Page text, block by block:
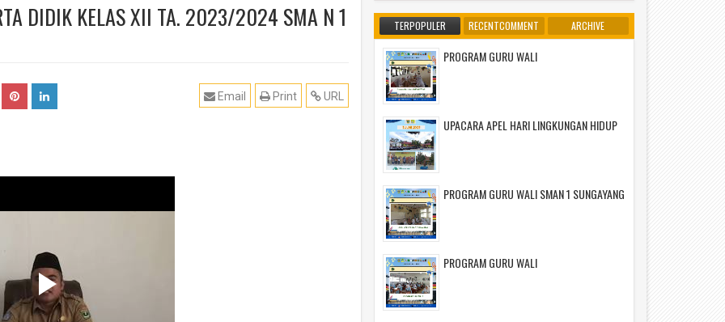
DIDIK KELAS XII TA. 2023/2024 SMA N 1
URL
Print
Email
TERPOPULER RECENTCOMMENT ARCHIVE
PROGRAM GURU WALI
UPACARA APEL HARI LINGKUNGAN HIDUP
PROGRAM GURU WALI SMAN 1 SUNGAYANG
PROGRAM GURU WALI